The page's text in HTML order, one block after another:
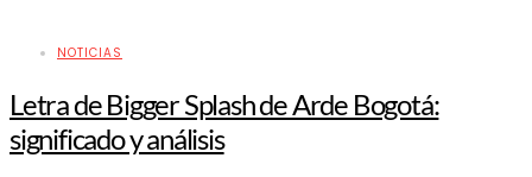
NOTICIAS
Letra de Bigger Splash de Arde Bogotá:
significado y análisis